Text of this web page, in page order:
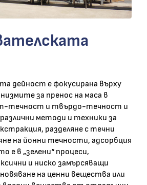
дейност е фокусирана върху
за пренос на маса в
течност и твърдо-течност и
методи и техники за
разделяне с течни
на йонни течности, адсорбция
е в „зелени“ процеси,
и ниско замърсяващи
на ценни вещества или